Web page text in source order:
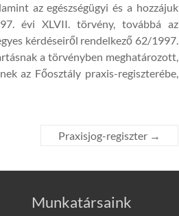
az egészségügyi és a hozzájuk
évi XLVII. törvény, továbbá az
kérdéseiről rendelkező 62/1997.
a törvényben meghatározott,
az Főosztály praxis-regiszterébe,
Praxisjog-regiszter →
Munkatársaink